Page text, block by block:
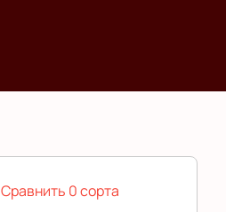
Сравнить 0 сорта